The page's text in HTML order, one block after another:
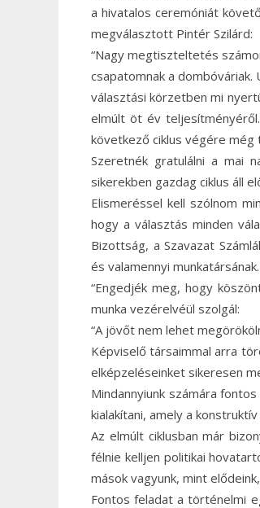
a hivatalos ceremóniát
megválasztott Pintér Szilárd:
“Nagy megtiszteltetés
csapatomnak a
választási körzetben mi
elmúlt öt év
következő ciklus végére
Szeretnék gratulálni a mai
sikerekben gazdag ciklus áll
Elismeréssel kell szólnom
hogy a választás minden
Bizottság, a Szavazat
és valamennyi munkatársának.
“Engedjék meg, hogy
munka vezérelvéül szolgál:
“A jövőt nem lehet
Képviselő társaimmal arra
elképzeléseinket sikeresen
Mindannyiunk számára
kialakítani, amely a
Az elmúlt ciklusban már
félnie kelljen politikai
mások vagyunk, mint
Fontos feladat a történelmi